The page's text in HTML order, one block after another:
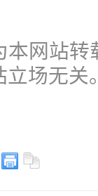
网站
场无